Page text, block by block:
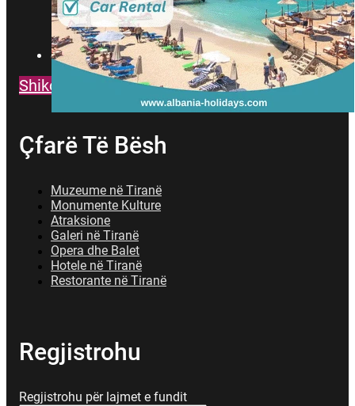
contact@visit-tirana.com
Shiko te gjitha Buletinet
Çfarë Të Bësh
Muzeume në Tiranë
Monumente Kulture
Atraksione
Galeri në Tiranë
Opera dhe Balet
Hotele në Tiranë
Restorante në Tiranë
Regjistrohu
Regjistrohu për lajmet e fundit